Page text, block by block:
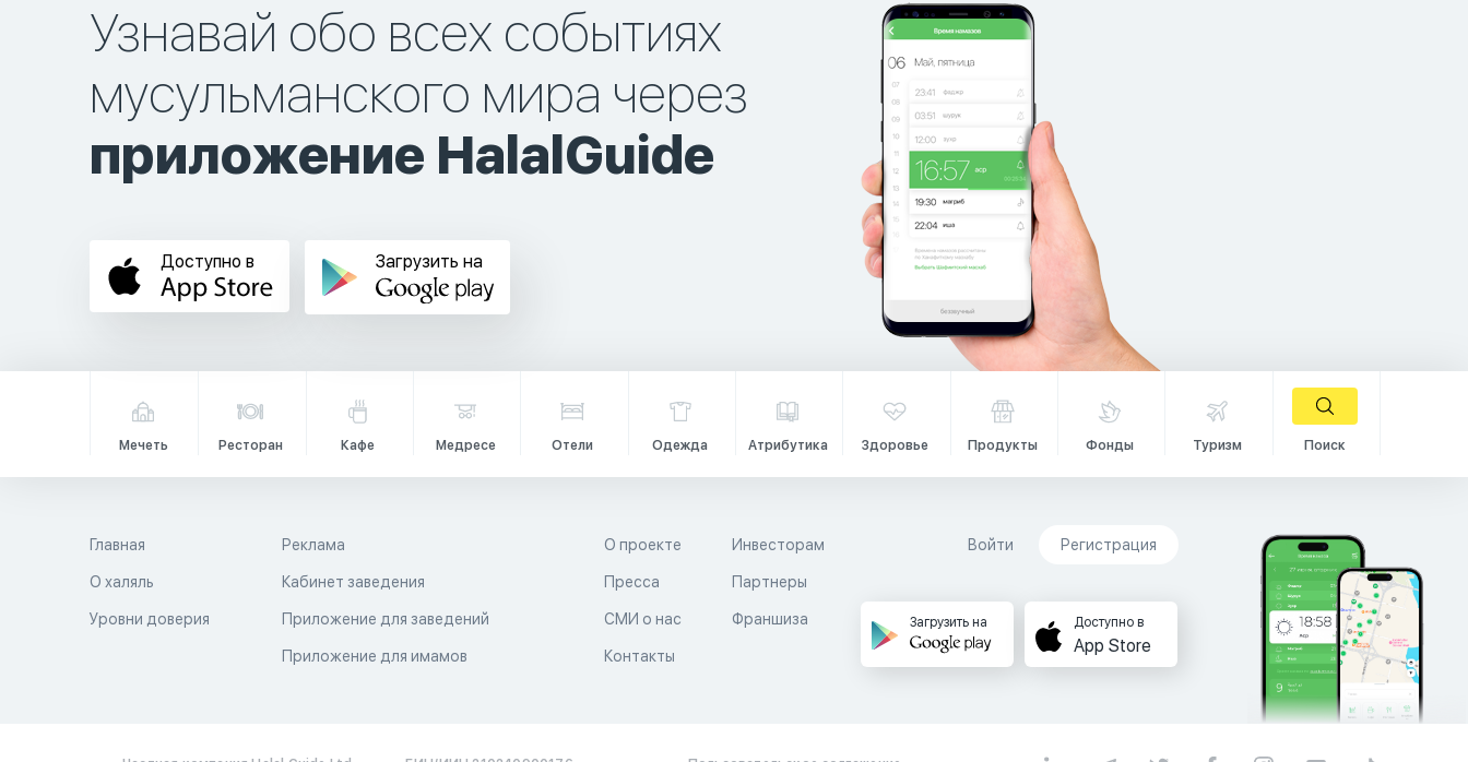
Узнавай обо всех событиях
мусульманского мира через
приложение HalalGuide
Доступно в Загрузить на
Мечеть Ресторан Кафе Медресе Отели Одежда Атрибутика Здоровье Продукты Фонды Туризм Поиск
Главная
О халяль
Уровни доверия
Реклама
Кабинет заведения
Приложение для заведений
Приложение для имамов
О проекте
Пресса
СМИ о нас
Контакты
Инвесторам
Партнеры
Франшиза
Войти Регистрация
Загрузить на Доступно в
App Store